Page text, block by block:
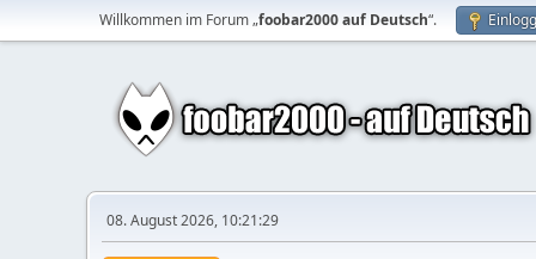
Willkommen im Forum „foobar2000 auf Deutsch“.
08. August 2026, 10:21:29